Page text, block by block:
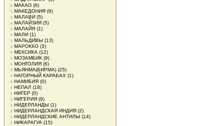
МАКАО (6)
МАКЕДОНИЯ (9)
МАЛАВИ (5)
МАЛАЙЗИЯ (5)
МАЛАЙЯ (1)
МАЛИ (1)
МАЛЬДИВЫ (13)
МАРОККО (3)
МЕКСИКА (12)
МОЗАМБИК (9)
МОНГОЛИЯ (6)
МЬЯНМА(БИРМА) (25)
НАГОРНЫЙ КАРАБАХ (1)
НАМИБИЯ (0)
НЕПАЛ (18)
НИГЕР (0)
НИГЕРИЯ (9)
НИДЕРЛАНДЫ (1)
НИДЕРЛАНДСКАЯ ИНДИЯ (2)
НИДЕРЛАНДСКИЕ АНТИЛЫ (14)
НИКАРАГУА (15)